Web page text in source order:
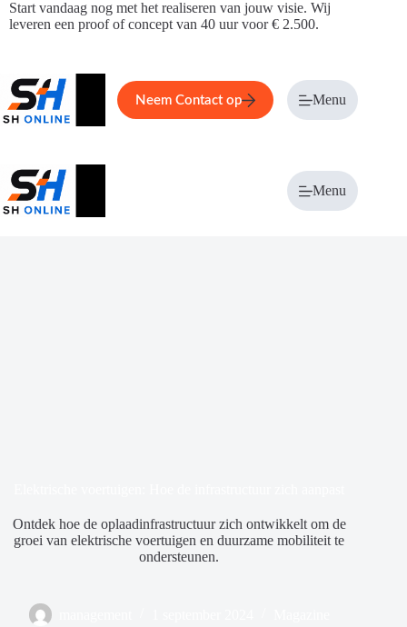
Ga
naar
Start vandaag nog met het realiseren van jouw visie. Wij
leveren een proof of concept van 40 uur voor € 2.500.
Home Service Over ons
Neem Contact op Menu
Menu
Ontdek hoe de oplaadinfrastructuur zich ontwikkelt om de
groei van elektrische voertuigen en duurzame mobiliteit te
ondersteunen.